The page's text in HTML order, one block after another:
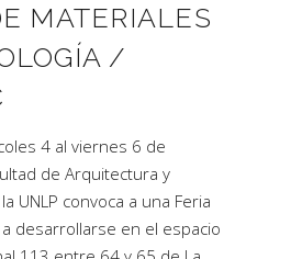
MATERIALES
/
4 al viernes 6 de
de Arquitectura y
UNLP convoca a una Feria
desarrollarse en el espacio